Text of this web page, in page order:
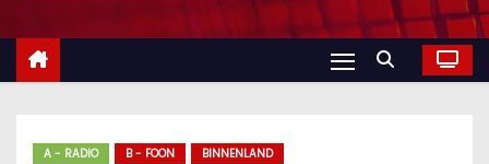
n
A - RADIO B - FOON
BINNENLAND